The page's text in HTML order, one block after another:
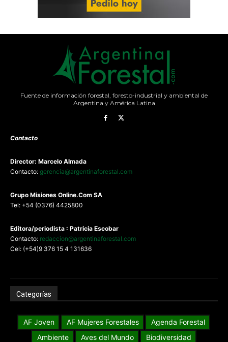
Fuente de información forestal, foresto-industrial y ambiental de
Argentina y América Latina
Contacto
Director: Marcelo Almada
Contacto: gerencia@argentinaforestal.com
Grupo Misiones Online.Com SA
Tel: +54 (0376) 4425800
Editora/periodista : Patricia Escobar
Contacto: redaccion@argentinaforestal.com
Cel: (+54)9 376 15 4 131636
Categorías
AF Joven AF Mujeres Forestales
Agenda Forestal
Ambiente
Aves del Mundo
Biodiversidad